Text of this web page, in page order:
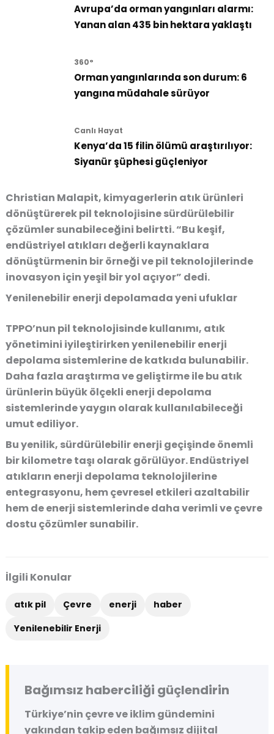
Avrupa’da orman yangınları alarmı:
Yanan alan 435 bin hektara yaklaştı
360°
Orman yangınlarında son durum: 6
yangına müdahale sürüyor
Canlı Hayat
Kenya’da 15 filin ölümü araştırılıyor:
Siyanür şüphesi güçleniyor
Christian Malapit, kimyagerlerin atık ürünleri
dönüştürerek pil teknolojisine sürdürülebilir
çözümler sunabileceğini belirtti. “Bu keşif,
endüstriyel atıkları değerli kaynaklara
dönüştürmenin bir örneği ve pil teknolojilerinde
inovasyon için yeşil bir yol açıyor” dedi.
Yenilenebilir enerji depolamada yeni ufuklar
TPPO’nun pil teknolojisinde kullanımı, atık
yönetimini iyileştirirken yenilenebilir enerji
depolama sistemlerine de katkıda bulunabilir.
Daha fazla araştırma ve geliştirme ile bu atık
ürünlerin büyük ölçekli enerji depolama
sistemlerinde yaygın olarak kullanılabileceği
umut ediliyor.
Bu yenilik, sürdürülebilir enerji geçişinde önemli
bir kilometre taşı olarak görülüyor. Endüstriyel
atıkların enerji depolama teknolojilerine
entegrasyonu, hem çevresel etkileri azaltabilir
hem de enerji sistemlerinde daha verimli ve çevre
dostu çözümler sunabilir.
İlgili Konular
atık pil Çevre enerji
haber
Yenilenebilir Enerji
Bağımsız haberciliği güçlendirin
Türkiye’nin çevre ve iklim gündemini
yakından takip eden bağımsız dijital